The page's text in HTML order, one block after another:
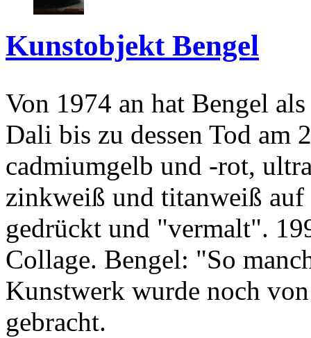
Kunstobjekt Bengel
Von 1974 an hat Bengel
Dali bis zu dessen Tod am
cadmiumgelb und -rot,
zinkweiß und titanweiß
gedrückt und "vermalt".
Collage. Bengel: "So
Kunstwerk wurde noch
gebracht.